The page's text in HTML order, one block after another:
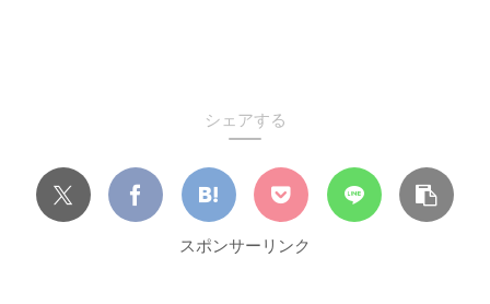
シェアする
スポンサーリンク